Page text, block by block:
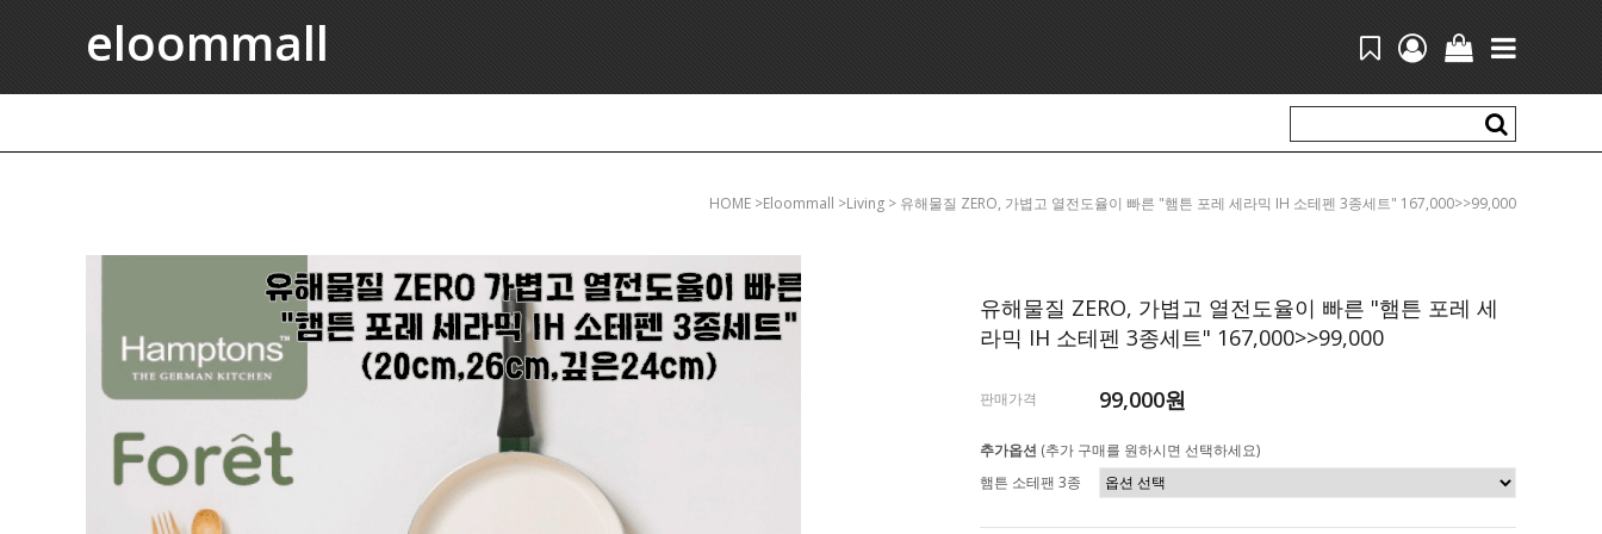
eloommall
HOME >eloommall >living > 유해물질 ZERO, 가볍고 열전도율이 빠른 "햄튼 포레 세라믹 IH 소테펜 3종세트" 167,000>>99,000
유해물질 ZERO, 가볍고 열전도율이 빠른 "햄튼 포레 세
라믹 IH 소테펜 3종세트" 167,000>>99,000
판매가격 99,000원
추가옵션 (추가 구매를 원하시면 선택하세요)
햄튼 소테팬 3종